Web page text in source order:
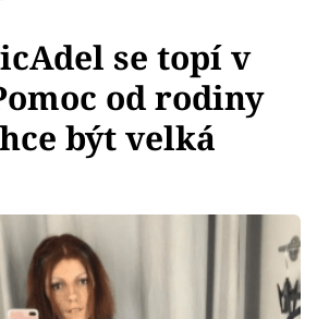
se topí v
od rodiny
být velká